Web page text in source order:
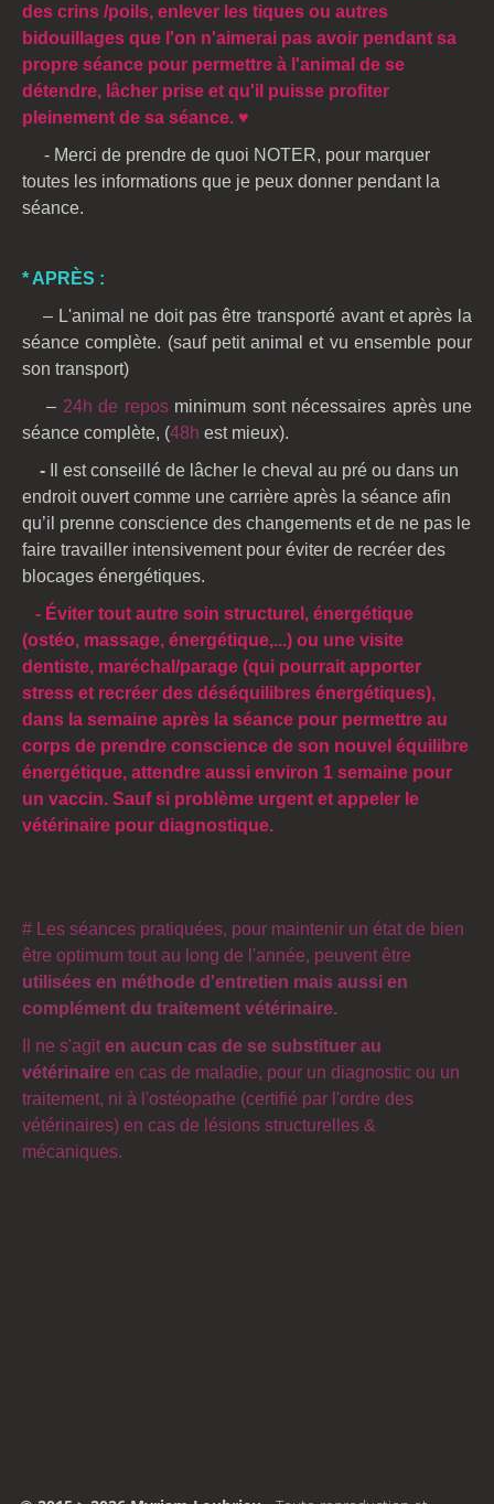
des crins /poils, enlever les tiques ou autres
bidouillages que l'on n'aimerai pas avoir pendant sa
propre séance pour permettre à l'animal de se
détendre, lâcher prise et qu'il puisse profiter
pleinement de sa séance. ♥
- Merci de prendre de quoi NOTER, pour marquer
toutes les informations que je peux donner pendant la
séance.
* APRÈS :
– L'animal ne doit pas être transporté avant et après la
séance complète. (sauf petit animal et vu ensemble pour
son transport)
– 24h de reposminimum sont nécessaires après une
séance complète, (48h est mieux).
- Il est conseillé de lâcher le cheval au pré ou dans un
endroit ouvert comme une carrière après la séance afin
qu’il prenne conscience des changements et de ne pas le
faire travailler intensivement pour éviter de recréer des
blocages énergétiques.
- Éviter tout autre soin structurel, énergétique
(ostéo, massage, énergétique,...) ou une visite
dentiste, maréchal/parage (qui pourrait apporter
stress et recréer des déséquilibres énergétiques),
dans la semaine après la séance pour permettre au
corps de prendre conscience de son nouvel équilibre
énergétique, attendre aussi environ 1 semaine pour
un vaccin. Sauf si problème urgent et appeler le
vétérinaire pour diagnostique.
# Les séances pratiquées, pour maintenir un état de bien
être optimum tout au long de l'année, peuvent être
utilisées en méthode d'entretien mais aussi en
complément du traitement vétérinaire.
Il ne s'agit en aucun cas de se substituer au
vétérinaire en cas de maladie, pour un diagnostic ou un
traitement, ni à l'ostéopathe (certifié par l'ordre des
vétérinaires) en cas de lésions structurelles &
mécaniques.